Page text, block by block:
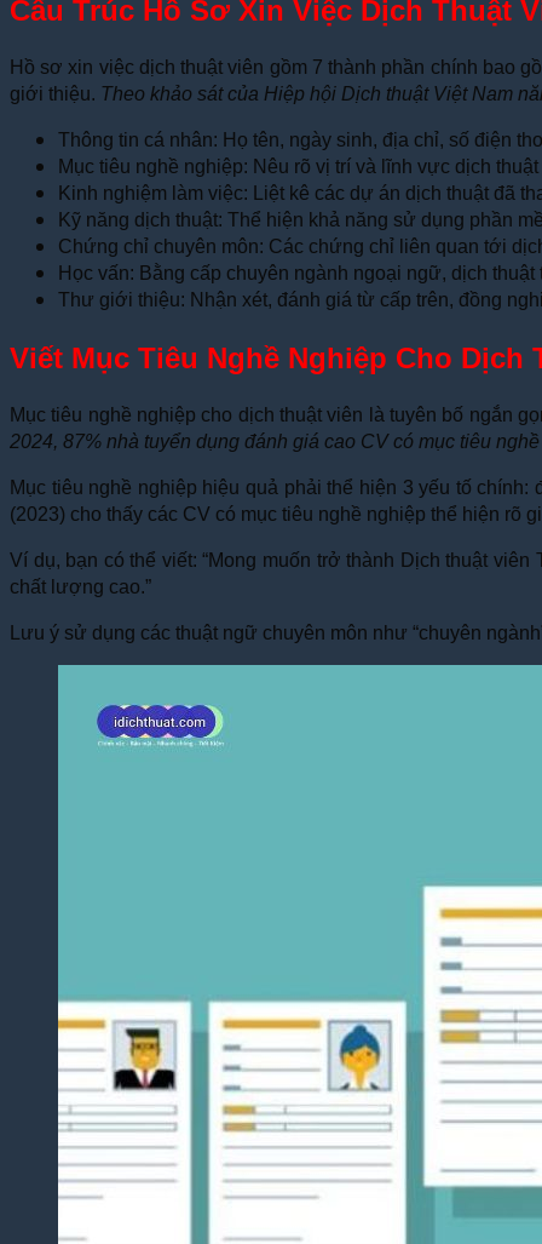
Cấu Trúc Hồ Sơ Xin Việc Dịch Thuật
Hồ sơ xin việc dịch thuật viên gồm 7 thành phần chính bao
giới thiệu. Theo khảo sát của Hiệp hội Dịch thuật Việt Nam
Thông tin cá nhân: Họ tên, ngày sinh, địa chỉ, số điện
Mục tiêu nghề nghiệp: Nêu rõ vị trí và lĩnh vực dịch
Kinh nghiệm làm việc: Liệt kê các dự án dịch thuật đã
Kỹ năng dịch thuật: Thể hiện khả năng sử dụng phần
Chứng chỉ chuyên môn: Các chứng chỉ liên quan tới
Học vấn: Bằng cấp chuyên ngành ngoại ngữ, dịch
Thư giới thiệu: Nhận xét, đánh giá từ cấp trên, đồng
Viết Mục Tiêu Nghề Nghiệp Cho Dịch
Mục tiêu nghề nghiệp cho dịch thuật viên là tuyên bố ngắn
2024, 87% nhà tuyển dụng đánh giá cao CV có mục tiêu
Mục tiêu nghề nghiệp hiệu quả phải thể hiện 3 yếu tố
(2023) cho thấy các CV có mục tiêu nghề nghiệp thể hiện
Ví dụ, bạn có thể viết: “Mong muốn trở thành Dịch thuật
chất lượng cao.”
Lưu ý sử dụng các thuật ngữ chuyên môn như “chuyên